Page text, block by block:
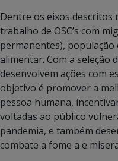
Dentre os eixos descritos
trabalho de OSC’s com
permanentes), população
alimentar. Com a seleção
desenvolvem ações com
objetivo é promover a
pessoa humana,
voltadas ao público
pandemia, e também
combate a fome a e